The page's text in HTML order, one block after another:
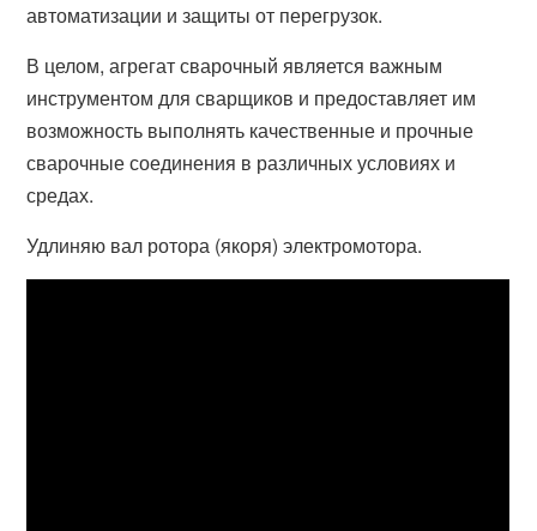
автоматизации и защиты от перегрузок.
В целом, агрегат сварочный является важным
инструментом для сварщиков и предоставляет им
возможность выполнять качественные и прочные
сварочные соединения в различных условиях и
средах.
Удлиняю вал ротора (якоря) электромотора.